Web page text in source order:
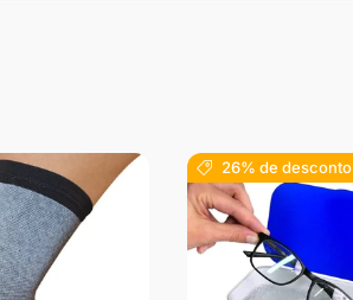
26% de desconto